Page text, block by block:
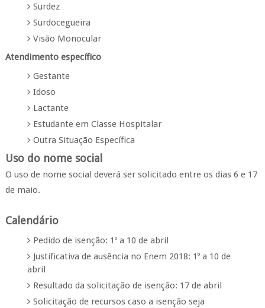
Surdez
Surdocegueira
Visão Monocular
Atendimento específico
Gestante
Idoso
Lactante
Estudante em Classe Hospitalar
Outra Situação Específica
Uso do nome social
O uso de nome social deverá ser solicitado entre os dias 6 e 17
de maio.
Calendário
Pedido de isenção: 1º a 10 de abril
Justificativa de ausência no Enem 2018: 1º a 10 de
abril
Resultado da solicitação de isenção: 17 de abril
Solicitação de recursos caso a isenção seja